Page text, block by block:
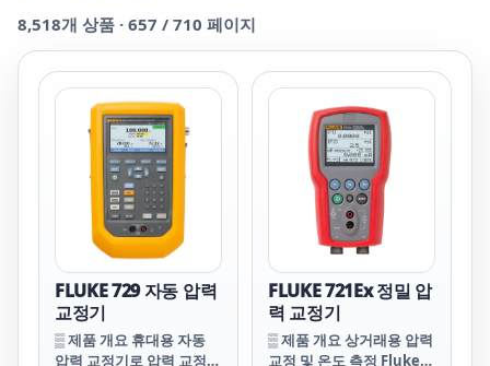
8,518개 상품 · 657 / 710 페이지
FLUKE 729 자동 압력
교정기
▒ 제품 개요 휴대용 자동
압력 교정기로 압력 교정
FLUKE 721Ex 정밀 압
력 교정기
▒ 제품 개요 상거래용 압력
교정 및 온도 측정 Fluke